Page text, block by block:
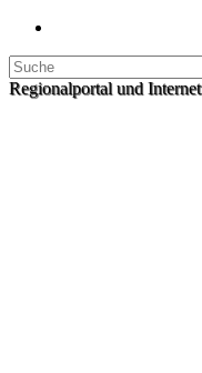
Regionalportal und